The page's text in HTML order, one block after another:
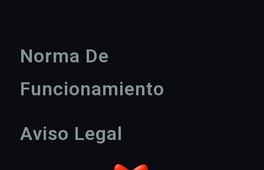
Norma De
Funcionamiento
Aviso Legal